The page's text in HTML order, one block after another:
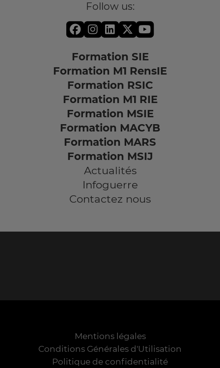
Follow us:
Formation SIE
Formation M1 RensIE
Formation RSIC
Formation M1 RIE
Formation MSIE
Formation MACYB
Formation MARS
Formation MSIJ
Actualités
Infoguerre
Contactez nous
Mentions légales
Conditions Générales d'Utilisation
Politique de confidentialité